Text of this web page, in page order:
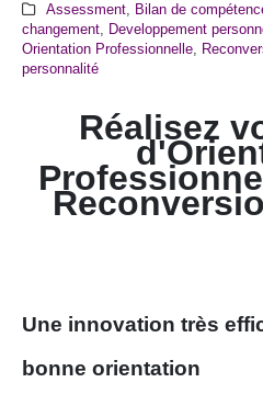
Assessment, Bilan de
changement
Developpement
Orientation Professionnelle
personnalité
Réalisez
Une innovation très
bonne orientation